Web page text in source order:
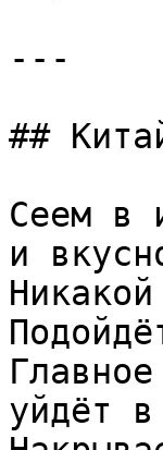
---
##
Сеем в
и
уйдёт